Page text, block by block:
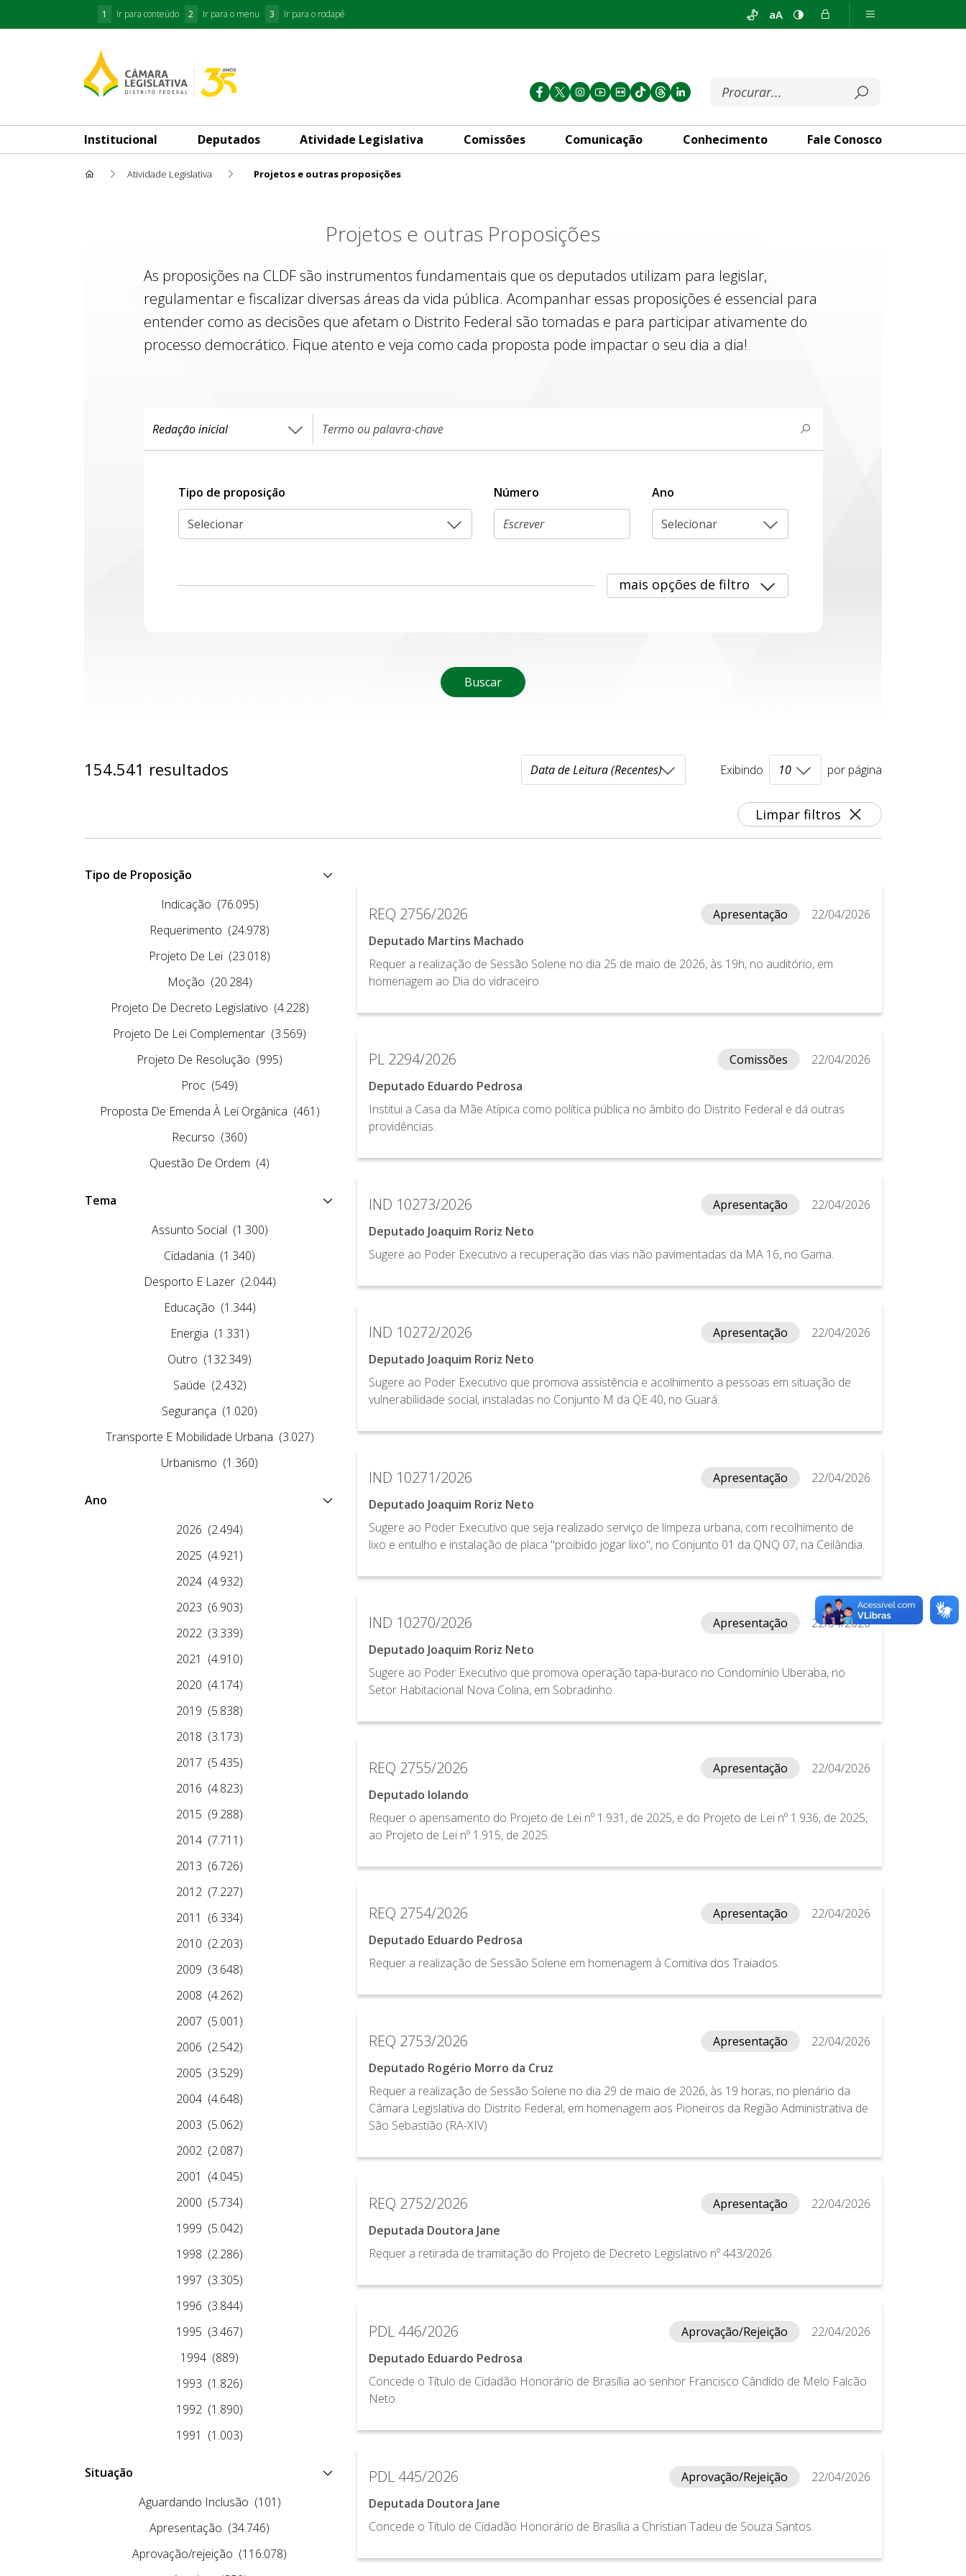
1 Ir para conteúdo 2 Ir para o menu 3 Ir para o rodapé aA
Institucional Deputados Atividade Legislativa Comissões Comunicação Conhecimento Fale Conosco
Atividade Legislativa Projetos e outras proposições
Projetos e outras Proposições
As proposições na CLDF são instrumentos fundamentais que os deputados utilizam para legislar,
regulamentar e fiscalizar diversas áreas da vida pública. Acompanhar essas proposições é essencial para
entender como as decisões que afetam o Distrito Federal são tomadas e para participar ativamente do
processo democrático. Fique atento e veja como cada proposta pode impactar o seu dia a dia!
Tipo de proposiçāo
Selecionar
Número
Ano
Selecionar
mais opções de filtro
Buscar
Limpar filtros
154.541 resultados Exibindo por página
Tipo de Proposição
Indicação (76.095)
Requerimento (24.978)
Projeto De Lei (23.018)
Moção (20.284)
Projeto De Decreto Legislativo (4.228)
Projeto De Lei Complementar (3.569)
Projeto De Resolução (995)
Proc (549)
Proposta De Emenda À Lei Orgânica (461)
Recurso (360)
Questão De Ordem (4)
Tema
Assunto Social (1.300)
Cidadania (1.340)
Desporto E Lazer (2.044)
Educação (1.344)
Energia (1.331)
Outro (132.349)
Saúde (2.432)
Segurança (1.020)
Transporte E Mobilidade Urbana (3.027)
Urbanismo (1.360)
Ano
2026 (2.494)
2025 (4.921)
2024 (4.932)
2023 (6.903)
2022 (3.339)
2021 (4.910)
2020 (4.174)
2019 (5.838)
2018 (3.173)
2017 (5.435)
2016 (4.823)
2015 (9.288)
2014 (7.711)
2013 (6.726)
2012 (7.227)
2011 (6.334)
2010 (2.203)
2009 (3.648)
2008 (4.262)
2007 (5.001)
2006 (2.542)
2005 (3.529)
2004 (4.648)
2003 (5.062)
2002 (2.087)
2001 (4.045)
2000 (5.734)
1999 (5.042)
1998 (2.286)
1997 (3.305)
1996 (3.844)
1995 (3.467)
1994 (889)
1993 (1.826)
1992 (1.890)
1991 (1.003)
Situação
Aguardando Inclusão (101)
Apresentação (34.746)
Aprovação/rejeição (116.078)
REQ 2756/2026 Apresentação
22/04/2026
Deputado Martins Machado
Requer a realização de Sessão Solene no dia 25 de maio de 2026, às 19h, no auditório, em
homenagem ao Dia do vidraceiro.
PL 2294/2026 Comissões
22/04/2026
Deputado Eduardo Pedrosa
Institui a Casa da Mãe Atípica como política pública no âmbito do Distrito Federal e dá outras
providências.
IND 10273/2026 Apresentação
22/04/2026
Deputado Joaquim Roriz Neto
Sugere ao Poder Executivo a recuperação das vias não pavimentadas da MA 16, no Gama.
IND 10272/2026 Apresentação
22/04/2026
Deputado Joaquim Roriz Neto
Sugere ao Poder Executivo que promova assistência e acolhimento a pessoas em situação de
vulnerabilidade social, instaladas no Conjunto M da QE 40, no Guará.
IND 10271/2026 Apresentação
22/04/2026
Deputado Joaquim Roriz Neto
Sugere ao Poder Executivo que seja realizado serviço de limpeza urbana, com recolhimento de
lixo e entulho e instalação de placa "proibido jogar lixo", no Conjunto 01 da QNQ 07, na Ceilândia.
IND 10270/2026 Apresentação
22/04/2026
Deputado Joaquim Roriz Neto
Sugere ao Poder Executivo que promova operação tapa-buraco no Condomínio Uberaba, no
Setor Habitacional Nova Colina, em Sobradinho.
REQ 2755/2026 Apresentação
22/04/2026
Deputado Iolando
Requer o apensamento do Projeto de Lei nº 1.931, de 2025, e do Projeto de Lei nº 1.936, de 2025,
ao Projeto de Lei nº 1.915, de 2025.
REQ 2754/2026 Apresentação
22/04/2026
Deputado Eduardo Pedrosa
Requer a realização de Sessão Solene em homenagem à Comitiva dos Traiados.
REQ 2753/2026 Apresentação
22/04/2026
Deputado Rogério Morro da Cruz
Requer a realização de Sessão Solene no dia 29 de maio de 2026, às 19 horas, no plenário da
Câmara Legislativa do Distrito Federal, em homenagem aos Pioneiros da Região Administrativa de
São Sebastião (RA-XIV)
REQ 2752/2026 Apresentação
22/04/2026
Deputada Doutora Jane
Requer a retirada de tramitação do Projeto de Decreto Legislativo nº 443/2026.
PDL 446/2026 Aprovação/Rejeição
22/04/2026
Deputado Eduardo Pedrosa
Concede o Título de Cidadão Honorário de Brasília ao senhor Francisco Cândido de Melo Falcão
Neto.
PDL 445/2026 Aprovação/Rejeição
22/04/2026
Deputada Doutora Jane
Concede o Título de Cidadão Honorário de Brasília a Christian Tadeu de Souza Santos.